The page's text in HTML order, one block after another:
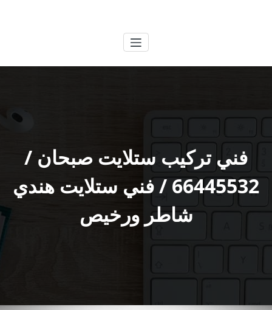
فني تركيب ستلايت صبحان /
66445532 / فني ستلايت هندي
شاطر ورخيص